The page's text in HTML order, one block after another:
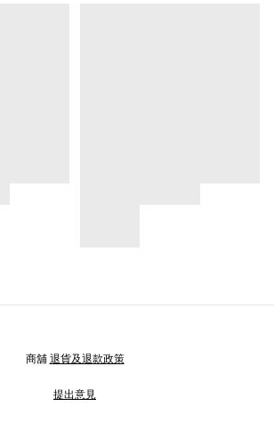
商舖 退貨及退款政策
提出意見